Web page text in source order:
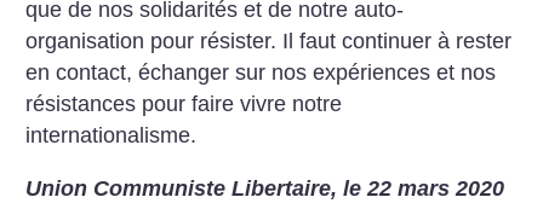
que de nos solidarités et de notre auto-
organisation pour résister. Il faut continuer à rester
en contact, échanger sur nos expériences et nos
résistances pour faire vivre notre
internationalisme.
Union Communiste Libertaire, le 22 mars 2020